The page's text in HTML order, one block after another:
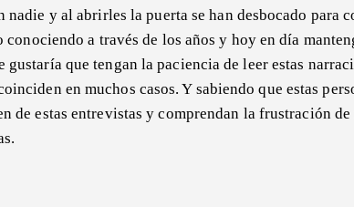
y al abrirles la puerta se han desbocado para
a través de los años y hoy en día
que tengan la paciencia de leer estas
en muchos casos. Y sabiendo que estas
de estas entrevistas y comprendan la frustración